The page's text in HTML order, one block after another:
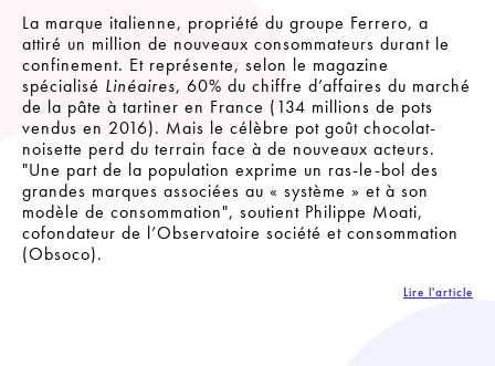
La marque italienne, propriété du groupe Ferrero, a
attiré un million de nouveaux consommateurs durant le
confinement. Et représente, selon le magazine
spécialisé Linéaires, 60% du chiffre d’affaires du marché
de la pâte à tartiner en France (134 millions de pots
vendus en 2016). Mais le célèbre pot goût chocolat-
noisette perd du terrain face à de nouveaux acteurs.
Une part de la population exprime un ras-le-bol des
grandes marques associées au « système » et à son
modèle de consommation , soutient Philippe Moati,
cofondateur de l’Observatoire société et consommation
(Obsoco).
Lire l'article